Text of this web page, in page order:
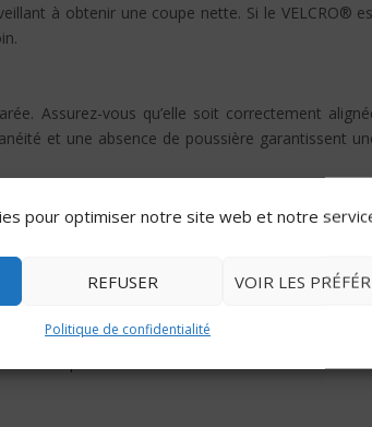
pour optimiser notre site web et notre
REFUSER VOIR LES
Politique de confidentialité
à obtenir une coupe nette. Si le VELCRO®
Assurez-vous qu’elle soit correctement
et une absence de poussière garantissent
bien en contact avec la surface du bois. Vous
uniforme sur toute la longueur de la bande.
12 heures avant toute sollicitation. Ce temps de
complètement et d’assurer une fixation durable,